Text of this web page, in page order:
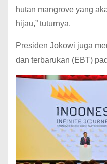
hutan mangrove yang
hijau,” tuturnya.
Presiden Jokowi juga
dan terbarukan (EBT)